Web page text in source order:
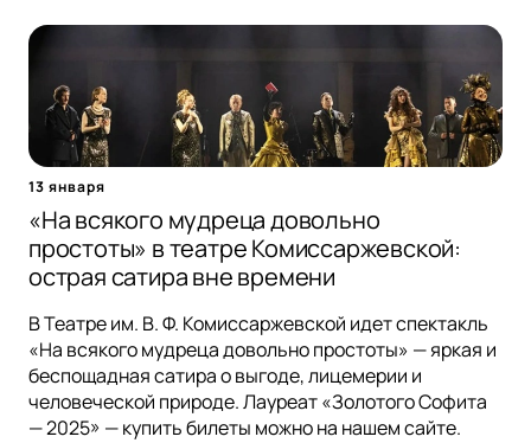
13 января
«На всякого мудреца довольно
простоты» в театре Комиссаржевской:
острая сатира вне времени
В Театре им. В. Ф. Комиссаржевской идет спектакль
«На всякого мудреца довольно простоты» — яркая и
беспощадная сатира о выгоде, лицемерии и
человеческой природе. Лауреат «Золотого Софита
— 2025» — купить билеты можно на нашем сайте.